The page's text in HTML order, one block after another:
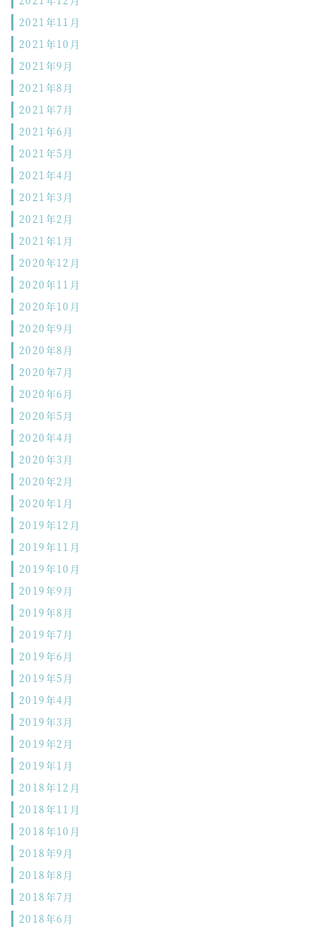
2021年11月
2021年10月
2021年9月
2021年8月
2021年7月
2021年6月
2021年5月
2021年4月
2021年3月
2021年2月
2021年1月
2020年12月
2020年11月
2020年10月
2020年9月
2020年8月
2020年7月
2020年6月
2020年5月
2020年4月
2020年3月
2020年2月
2020年1月
2019年12月
2019年11月
2019年10月
2019年9月
2019年8月
2019年7月
2019年6月
2019年5月
2019年4月
2019年3月
2019年2月
2019年1月
2018年12月
2018年11月
2018年10月
2018年9月
2018年8月
2018年7月
2018年6月